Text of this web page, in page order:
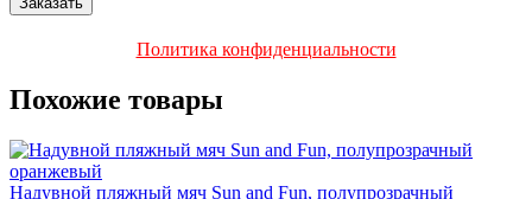
Политика конфиденциальности
Похожие товары
Надувной пляжный мяч Sun and Fun, полупрозрачный